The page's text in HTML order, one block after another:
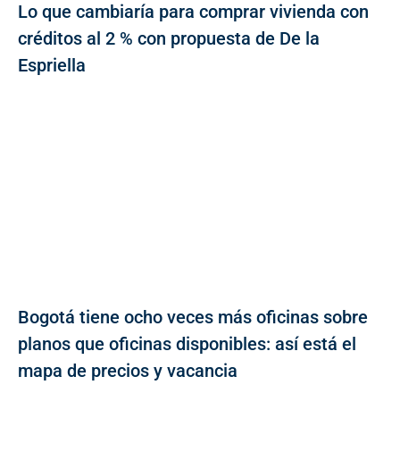
Lo que cambiaría para comprar vivienda con
créditos al 2 % con propuesta de De la
Espriella
Bogotá tiene ocho veces más oficinas sobre
planos que oficinas disponibles: así está el
mapa de precios y vacancia